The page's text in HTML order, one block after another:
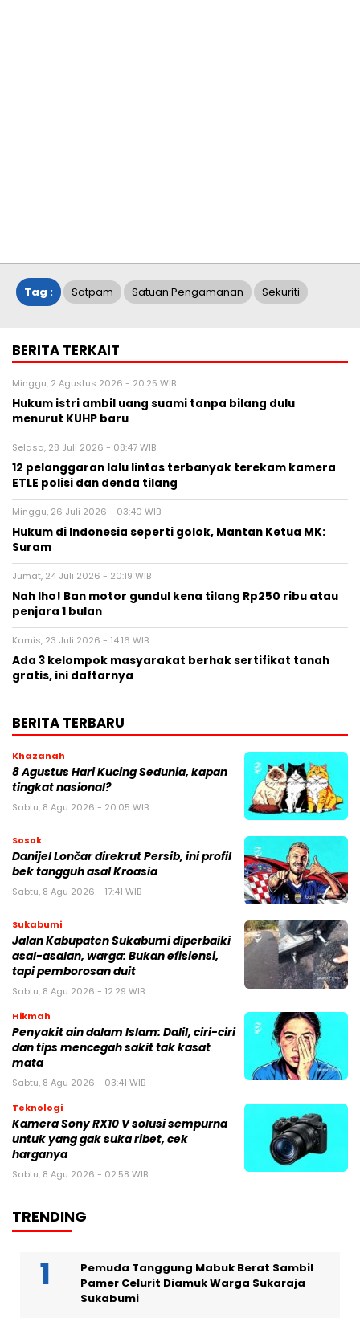
Tag : Satpam Satuan Pengamanan Sekuriti
BERITA TERKAIT
Minggu, 2 Agustus 2026 - 20:25 WIB
Hukum istri ambil uang suami tanpa bilang dulu
menurut KUHP baru
Selasa, 28 Juli 2026 - 08:47 WIB
12 pelanggaran lalu lintas terbanyak terekam kamera
ETLE polisi dan denda tilang
Minggu, 26 Juli 2026 - 03:40 WIB
Hukum di Indonesia seperti golok, Mantan Ketua MK:
Suram
Jumat, 24 Juli 2026 - 20:19 WIB
Nah lho! Ban motor gundul kena tilang Rp250 ribu atau
penjara 1 bulan
Kamis, 23 Juli 2026 - 14:16 WIB
Ada 3 kelompok masyarakat berhak sertifikat tanah
gratis, ini daftarnya
BERITA TERBARU
Khazanah
8 Agustus Hari Kucing Sedunia, kapan
tingkat nasional?
Sabtu, 8 Agu 2026 - 20:05 WIB
Sosok
Danijel Lončar direkrut Persib, ini profil
bek tangguh asal Kroasia
Sabtu, 8 Agu 2026 - 17:41 WIB
Sukabumi
Jalan Kabupaten Sukabumi diperbaiki
asal-asalan, warga: Bukan efisiensi,
tapi pemborosan duit
Sabtu, 8 Agu 2026 - 12:29 WIB
Hikmah
Penyakit ain dalam Islam: Dalil, ciri-ciri
dan tips mencegah sakit tak kasat
mata
Sabtu, 8 Agu 2026 - 03:41 WIB
Teknologi
Kamera Sony RX10 V solusi sempurna
untuk yang gak suka ribet, cek
harganya
Sabtu, 8 Agu 2026 - 02:58 WIB
TRENDING
Pemuda Tanggung Mabuk Berat Sambil
Pamer Celurit Diamuk Warga Sukaraja
Sukabumi